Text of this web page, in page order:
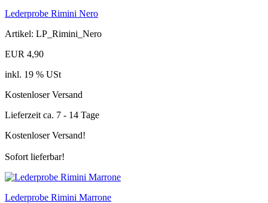
Lederprobe Rimini Nero
Artikel: LP_Rimini_Nero
EUR 4,90
inkl. 19 % USt
Kostenloser Versand
Lieferzeit ca. 7 - 14 Tage
Kostenloser Versand!
Sofort lieferbar!
Lederprobe Rimini Marrone